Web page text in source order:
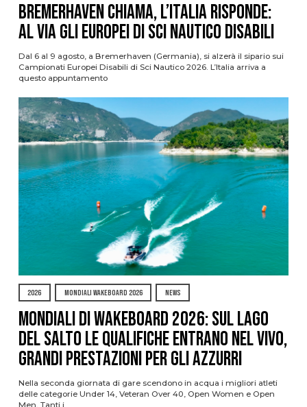
Bremerhaven chiama, l’Italia risponde:
al via gli Europei di Sci Nautico Disabili
Dal 6 al 9 agosto, a Bremerhaven (Germania), si alzerà il sipario sui
Campionati Europei Disabili di Sci Nautico 2026. L’Italia arriva a
questo appuntamento
2026 MONDIALI WAKEBOARD 2026 NEWS
Mondiali di Wakeboard 2026: sul Lago
del Salto le qualifiche entrano nel vivo,
grandi prestazioni per gli azzurri
Nella seconda giornata di gare scendono in acqua i migliori atleti
delle categorie Under 14, Veteran Over 40, Open Women e Open
Men. Tanti i